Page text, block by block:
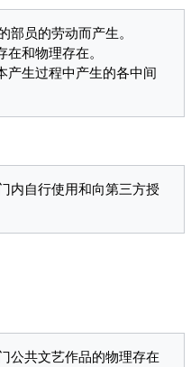
部员的劳动而产生。
内自行使用和向第三方授
公共文艺作品的物理存在